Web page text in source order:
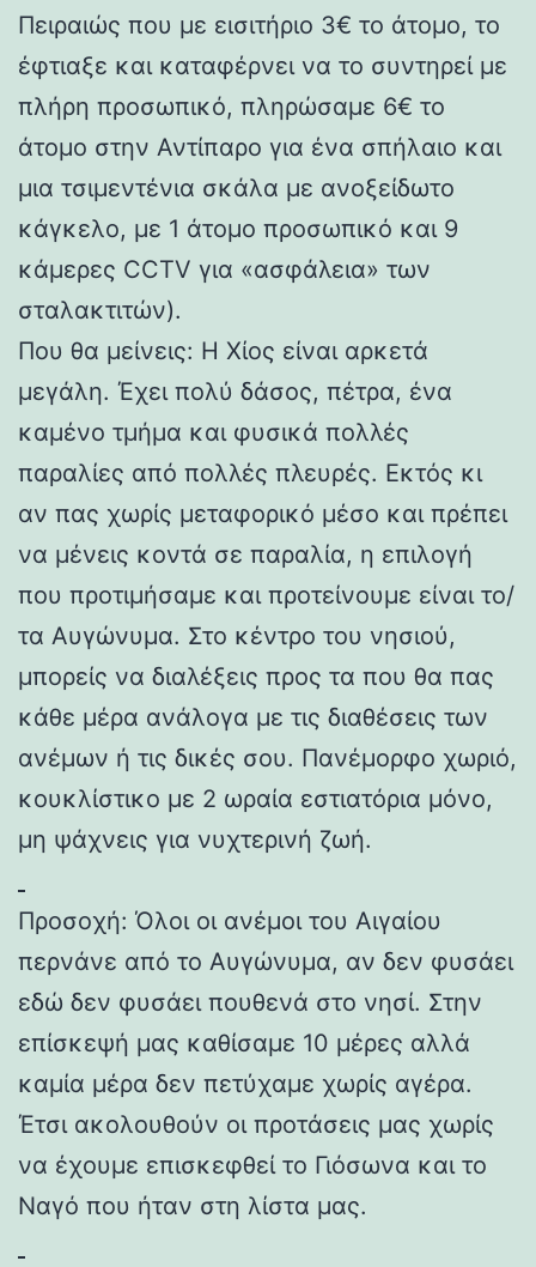
Πειραιώς που με εισιτήριο 3€ το άτομο, το
έφτιαξε και καταφέρνει να το συντηρεί με
πλήρη προσωπικό, πληρώσαμε 6€ το
άτομο στην Αντίπαρο για ένα σπήλαιο και
μια τσιμεντένια σκάλα με ανοξείδωτο
κάγκελο, με 1 άτομο προσωπικό και 9
κάμερες CCTV για «ασφάλεια» των
σταλακτιτών).
Που θα μείνεις: Η Χίος είναι αρκετά
μεγάλη. Έχει πολύ δάσος, πέτρα, ένα
καμένο τμήμα και φυσικά πολλές
παραλίες από πολλές πλευρές. Εκτός κι
αν πας χωρίς μεταφορικό μέσο και πρέπει
να μένεις κοντά σε παραλία, η επιλογή
που προτιμήσαμε και προτείνουμε είναι το/
τα Αυγώνυμα. Στο κέντρο του νησιού,
μπορείς να διαλέξεις προς τα που θα πας
κάθε μέρα ανάλογα με τις διαθέσεις των
ανέμων ή τις δικές σου. Πανέμορφο χωριό,
κουκλίστικο με 2 ωραία εστιατόρια μόνο,
μη ψάχνεις για νυχτερινή ζωή.
Προσοχή: Όλοι οι ανέμοι του Αιγαίου
περνάνε από το Αυγώνυμα, αν δεν φυσάει
εδώ δεν φυσάει πουθενά στο νησί. Στην
επίσκεψή μας καθίσαμε 10 μέρες αλλά
καμία μέρα δεν πετύχαμε χωρίς αγέρα.
Έτσι ακολουθούν οι προτάσεις μας χωρίς
να έχουμε επισκεφθεί το Γιόσωνα και το
Ναγό που ήταν στη λίστα μας.